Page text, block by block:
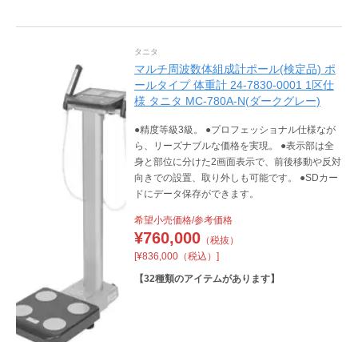
タニタ
マルチ周波数体組成計ポール(検定品) ポ
ールタイプ 体重計 24-7830-0001 1区仕
様 タニタ MC-780A-N(ダークグレー)
●精度等級3級。 ●プロフェッショナル仕様なが
ら、リーズナブルな価格を実現。 ●表示部は全
身と部位に分けた2画面表示で、前後移動や反対
向きでの設置、取り外しも可能です。 ●SDカー
ドにデータ保存ができます。
希望小売価格/参考価格
¥760,000（税抜）
[¥836,000（税込）]
【32種類のアイテムがあります】